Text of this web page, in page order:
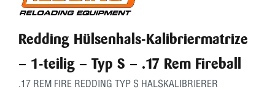
Redding Hülsenhals-Kalibriermatrize
– 1-teilig – Typ S – .17 Rem Fireball
.17 REM FIRE REDDING TYP S HALSKALIBRIERER